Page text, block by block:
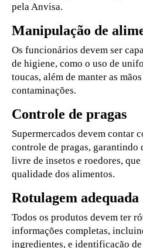
pela Anvisa.
Manipulação de
Os funcionários devem ser
de higiene, como o uso de
toucas, além de manter as
contaminações.
Controle de pragas
Supermercados devem contar
controle de pragas, garantindo
livre de insetos e roedores,
qualidade dos alimentos.
Rotulagem adequada
Todos os produtos devem ter
informações completas,
ingredientes, e identificação